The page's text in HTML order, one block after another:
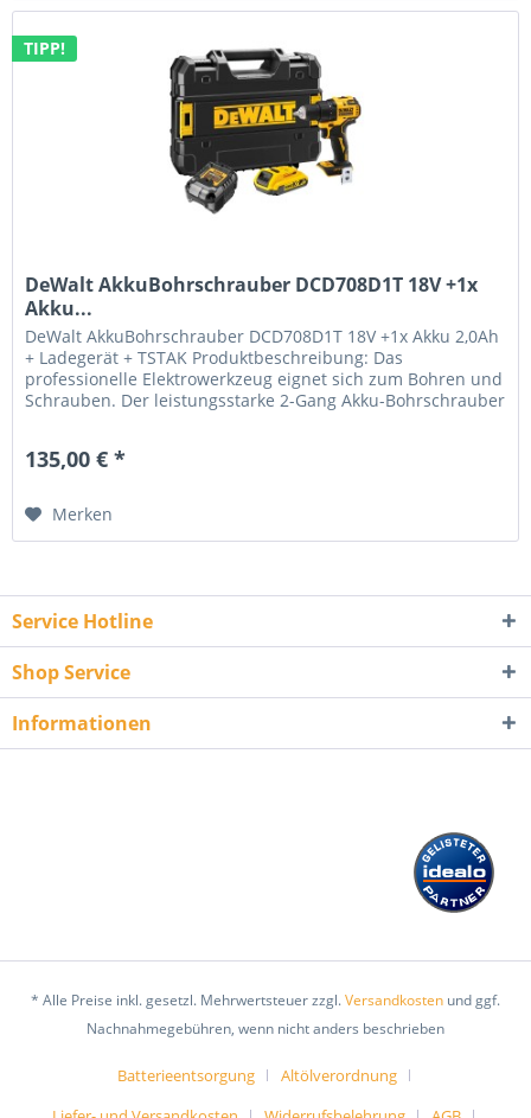
TIPP!
DeWalt AkkuBohrschrauber DCD708D1T 18V +1x
Akku...
DeWalt AkkuBohrschrauber DCD708D1T 18V +1x Akku 2,0Ah
+ Ladegerät + TSTAK Produktbeschreibung: Das
professionelle Elektrowerkzeug eignet sich zum Bohren und
Schrauben. Der leistungsstarke 2-Gang Akku-Bohrschrauber
135,00 € *
Merken
Service Hotline
Shop Service
Informationen
* Alle Preise inkl. gesetzl. Mehrwertsteuer zzgl.Versandkosten und ggf.
Nachnahmegebühren, wenn nicht anders beschrieben
Batterieentsorgung
Altölverordnung